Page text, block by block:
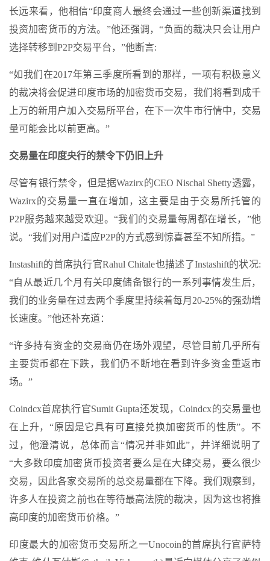
长远来看，他相信“印度商人最终会通过一些创新渠道找到
投资加密货币的方法。”他还强调，“负面的裁决只会让用户
选择转移到P2P交易平台，”他断言:
“如我们在2017年第三季度所看到的那样，一项有积极意义
的裁决将会促进印度市场的加密货币交易，我们将看到成千
上万的新用户加入交易所平台，在下一次牛市行情中，交易
量可能会比以前更高。”
交易量在印度央行的禁令下仍旧上升
尽管有银行禁令，但是据Wazirx的CEO Nischal Shetty透露，
Wazirx的交易量一直在增加，这主要是由于交易所托管的
P2P服务越来越受欢迎。“我们的交易量每周都在增长，”他
说。“我们对用户适应P2P的方式感到惊喜甚至不知所措。”
Instashift的首席执行官Rahul Chitale也描述了Instashift的状况:
“自从最近几个月有关印度储备银行的一系列事情发生后，
我们的业务量在过去两个季度里持续着每月20-25%的强劲增
长速度。”他还补充道：
“许多持有资金的交易商仍在场外观望，尽管目前几乎所有
主要货币都在下跌，我们仍不断地在看到许多资金重返市
场。”
Coindcx首席执行官Sumit Gupta还发现，Coindcx的交易量也
在上升，“原因是它具有可直接兑换加密货币的性质”。不
过，他澄清说，总体而言“情况并非如此”，并详细说明了
“大多数印度加密货币投资者要么是在大肆交易，要么很少
交易，因此各家交易所的总交易量都在下降。我们观察到，
许多人在投资之前也在等待最高法院的裁决，因为这也将推
高印度的加密货币价格。”
印度最大的加密货币交易所之一Unocoin的首席执行官萨特